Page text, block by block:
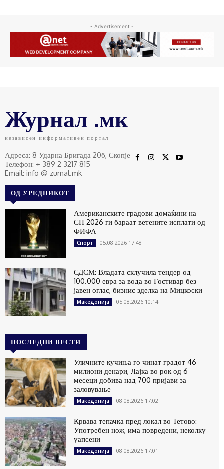
- Advertisement -
Журнал .мк
независен информативен портал
Адреса: 8 Ударна Бригада 20б, Скопје
Телефон: + 389 2 3217 815
Email: info @ zurnal.mk
ОД УРЕДНИКОТ
Американските градови домаќини на
СП 2026 ги бараат ветените исплати од
ФИФА
Спорт 05.08.2026 17:48
СДСМ: Владата склучила тендер од
100.000 евра за вода во Гостивар без
јавен оглас, бизнис зделка на Мицкоски
Македонија 05.08.2026 10:14
ПОСЛЕДНИ ВЕСТИ
Уличните кучиња го чинат градот 46
милиони денари, Лајка во рок од 6
месеци добива над 700 пријави за
заловување
Македонија 08.08.2026 17:02
Крвава тепачка пред локал во Тетово:
Употребен нож, има повредени, неколку
уапсени
Македонија 08.08.2026 17:01